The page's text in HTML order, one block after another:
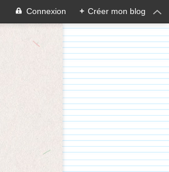
Connexion + Créer mon blog